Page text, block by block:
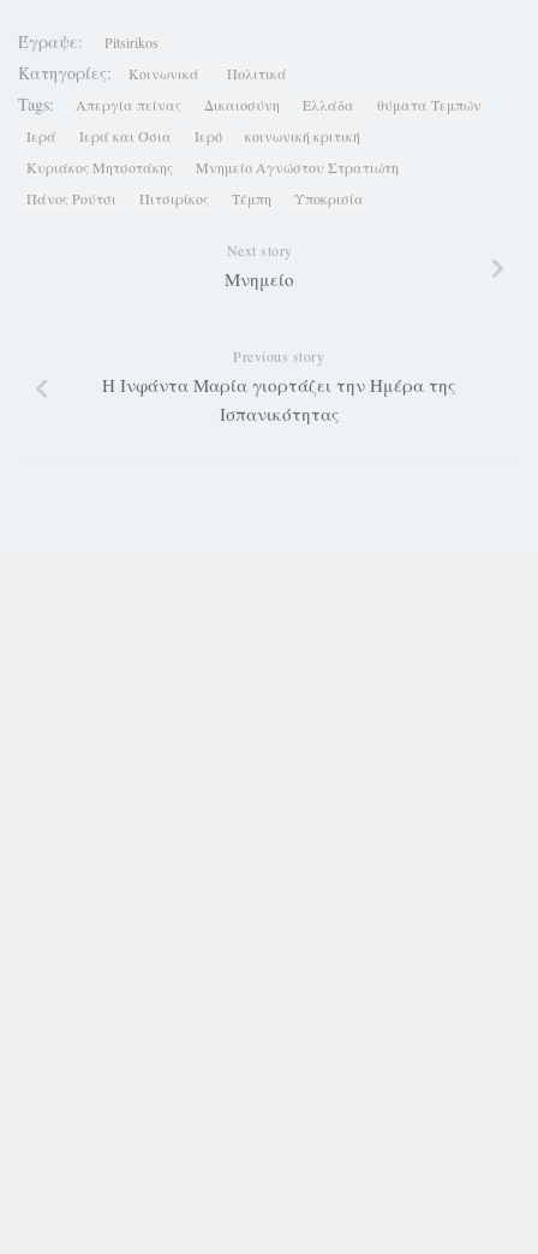
Έγραψε: Pitsirikos
Κατηγορίες: Κοινωνικά Πολιτικά
Tags: Απεργία πείνας Δικαιοσύνη Ελλάδα
θύματα Τεμπών
Ιερά
Ιερά και Όσια Ιερό
κοινωνική κριτική
Κυριάκος Μητσοτάκης
Μνημείο Αγνώστου Στρατιώτη
Πάνος Ρούτσι
Πιτσιρίκος Τέμπη Υποκρισία
Next story
Μνημείο
Previous story
Η Ινφάντα Μαρία γιορτάζει την Ημέρα της
Ισπανικότητας